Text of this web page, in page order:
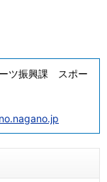
ツ振興課 スポー